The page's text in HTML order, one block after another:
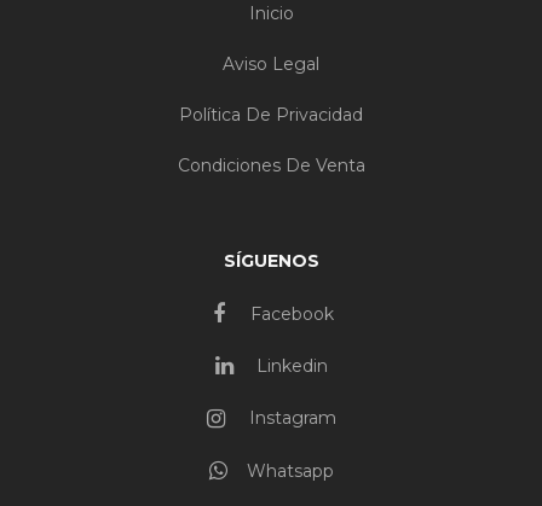
Inicio
Aviso Legal
Política De Privacidad
Condiciones De Venta
SÍGUENOS
Facebook
Linkedin
Instagram
Whatsapp